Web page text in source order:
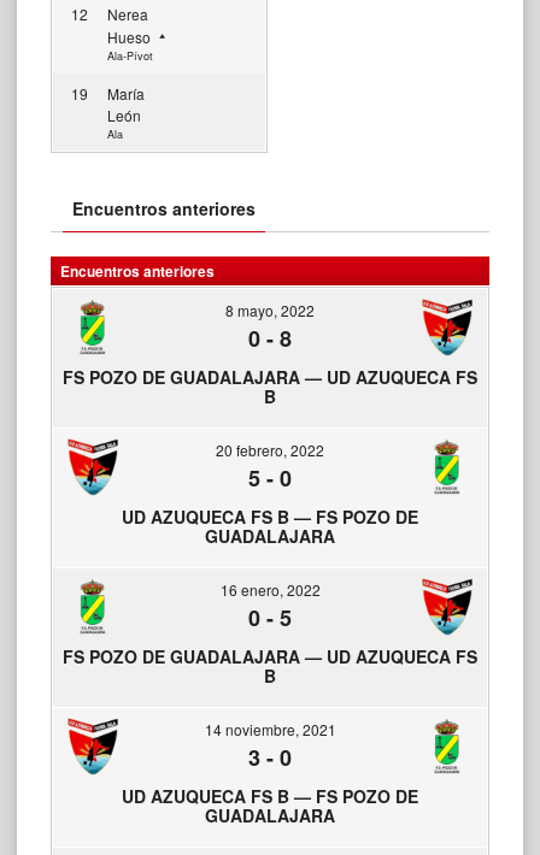
12
Nerea
Hueso
Ala-Pívot
19
María
León
Ala
Encuentros anteriores
Encuentros anteriores
8 mayo, 2022
0-8
FS POZO DE GUADALAJARA — UD AZUQUECA FS
B
20 febrero, 2022
5-0
UD AZUQUECA FS B — FS POZO DE
GUADALAJARA
16 enero, 2022
0-5
FS POZO DE GUADALAJARA — UD AZUQUECA FS
B
14 noviembre, 2021
3-0
UD AZUQUECA FS B — FS POZO DE
GUADALAJARA